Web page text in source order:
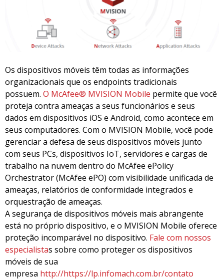
Os dispositivos móveis têm todas as informações
organizacionais que os endpoints tradicionais
possuem. O McAfee® MVISION Mobile permite que você
proteja contra ameaças a seus funcionários e seus
dados em dispositivos iOS e Android, como acontece em
seus computadores. Com o MVISION Mobile, você pode
gerenciar a defesa de seus dispositivos móveis junto
com seus PCs, dispositivos IoT, servidores e cargas de
trabalho na nuvem dentro do McAfee ePolicy
Orchestrator (McAfee ePO) com visibilidade unificada de
ameaças, relatórios de conformidade integrados e
orquestração de ameaças.
A segurança de dispositivos móveis mais abrangente
está no próprio dispositivo, e o MVISION Mobile oferece
proteção incomparável no dispositivo. Fale com nossos
especialistas sobre como proteger os dispositivos
móveis de sua
empresa http://https://lp.infomach.com.br/contato